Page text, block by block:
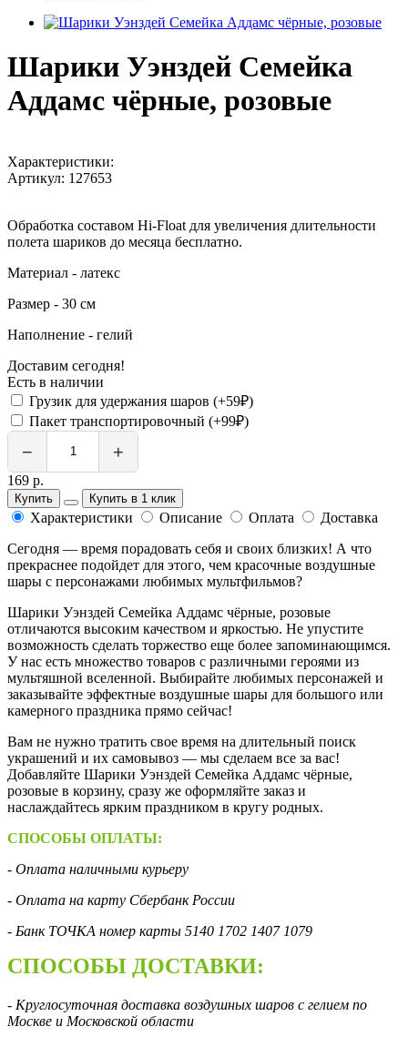
Шарики Уэнздей Семейка
Аддамс чёрные, розовые
Характеристики:
Артикул: 127653
Обработка составом Hi-Float для увеличения длительности
полета шариков до месяца бесплатно.
Материал - латекс
Размер - 30 см
Наполнение - гелий
Доставим сегодня!
Есть в наличии
Грузик для удержания шаров (+59₽)
Пакет транспортировочный (+99₽)
− +
169 р.
Купить Купить в 1 клик
Характеристики Описание Оплата
Доставка
Сегодня — время порадовать себя и своих близких! А что
прекраснее подойдет для этого, чем красочные воздушные
шары с персонажами любимых мультфильмов?
Шарики Уэнздей Семейка Аддамс чёрные, розовые
отличаются высоким качеством и яркостью. Не упустите
возможность сделать торжество еще более запоминающимся.
У нас есть множество товаров с различными героями из
мультяшной вселенной. Выбирайте любимых персонажей и
заказывайте эффектные воздушные шары для большого или
камерного праздника прямо сейчас!
Вам не нужно тратить свое время на длительный поиск
украшений и их самовывоз — мы сделаем все за вас!
Добавляйте Шарики Уэнздей Семейка Аддамс чёрные,
розовые в корзину, сразу же оформляйте заказ и
наслаждайтесь ярким праздником в кругу родных.
СПОСОБЫ ОПЛАТЫ:
- Оплата наличными курьеру
- Оплата на карту Сбербанк России
- Банк ТОЧКА номер карты 5140 1702 1407 1079
СПОСОБЫ ДОСТАВКИ:
- Круглосуточная доставка воздушных шаров с гелием по
Москве и Московской области